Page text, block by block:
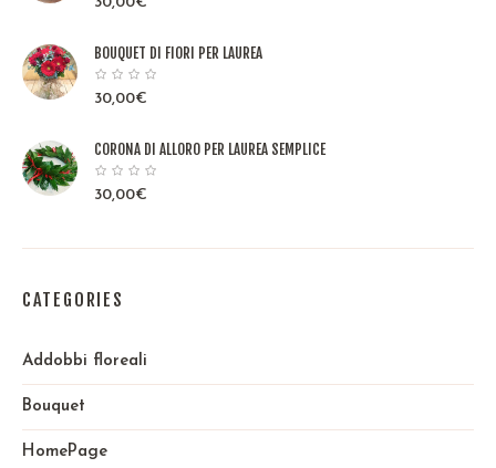
BOUQUET DI FIORI PER LAUREA
30,00€
CORONA DI ALLORO PER LAUREA SEMPLICE
30,00€
CATEGORIES
Addobbi floreali
Bouquet
HomePage